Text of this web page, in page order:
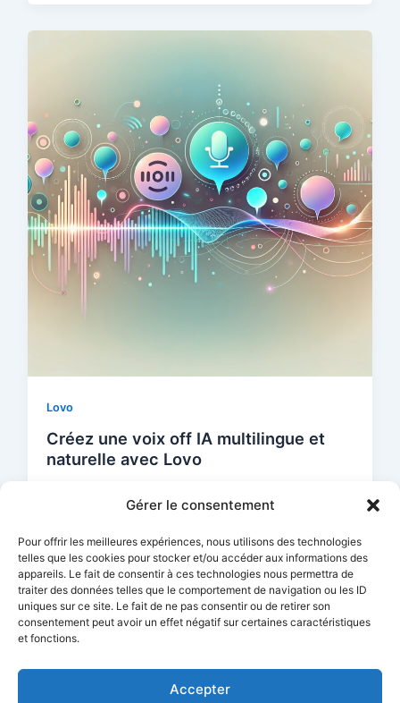
Gérer le consentement
Pour offrir les meilleures expériences, nous utilisons des technologies
telles que les cookies pour stocker et/ou accéder aux informations des
appareils. Le fait de consentir à ces technologies nous permettra de
traiter des données telles que le comportement de navigation ou les ID
uniques sur ce site. Le fait de ne pas consentir ou de retirer son
consentement peut avoir un effet négatif sur certaines caractéristiques
et fonctions.
Accepter
Lovo
Créez une voix off IA multilingue et
naturelle avec Lovo
Créer une voix off professionnelle, naturelle et
multilingue en quelques minutes est aujourd’hui à
la portée de tous grâce à